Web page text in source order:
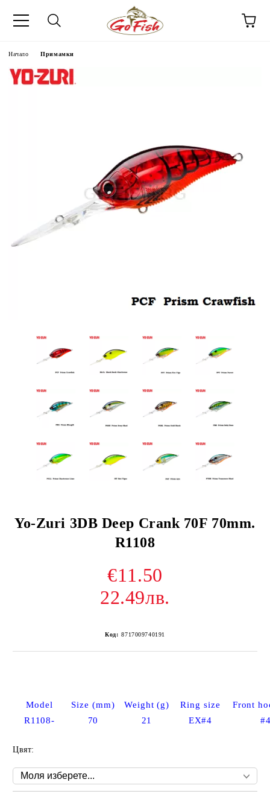
Начало Примамки
Yo-Zuri 3DB Deep Crank 70F 70mm.
R1108
€11.50
22.49лв.
Код: 8717009740191
Model Size (mm) Weight (g) Ring size
Front
R1108-
70 21 EX#4
Цвят: